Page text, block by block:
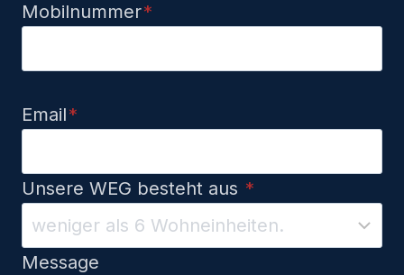
Mobilnummer*
Email*
Unsere WEG besteht aus *
Message